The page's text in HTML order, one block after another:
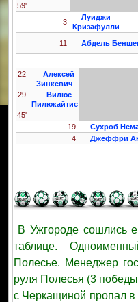
59'
3
Луиджи
Кризафулли
11 Абдель
22
Алексей
Зинкевич
29
Вилюс
Пилюкайтис
45'
19
Сухроб
4
Джеффри
В Ужгороде сошлись
таблице.
Полесье. Менеджер
руля Полесья (3
с Черкащиной пропал в